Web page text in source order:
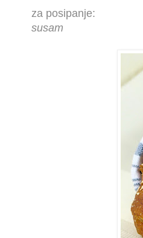
za posipanje:
susam